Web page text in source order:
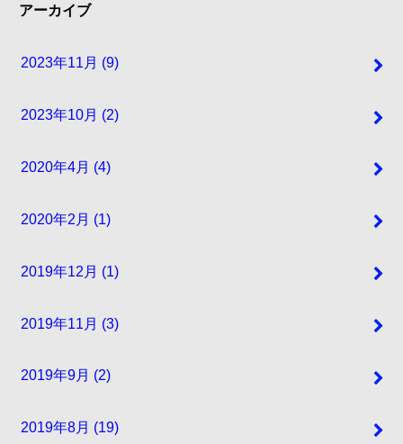
アーカイブ
2023年11月 (9)
2023年10月 (2)
2020年4月 (4)
2020年2月 (1)
2019年12月 (1)
2019年11月 (3)
2019年9月 (2)
2019年8月 (19)